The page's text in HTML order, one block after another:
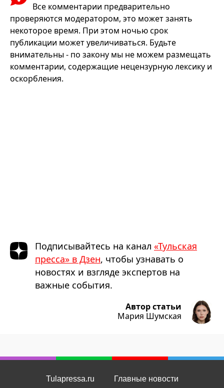
Все комментарии предварительно
проверяются модератором, это может занять
некоторое время. При этом ночью срок
публикации может увеличиваться. Будьте
внимательны - по закону мы не можем размещать
комментарии, содержащие нецензурную лексику и
оскорбления.
Подписывайтесь на канал «Тульская
пресса» в Дзен, чтобы узнавать о
новостях и взгляде экспертов на
важные события.
Автор статьи
Мария Шумская
Tulapressa.ru
Главные новости